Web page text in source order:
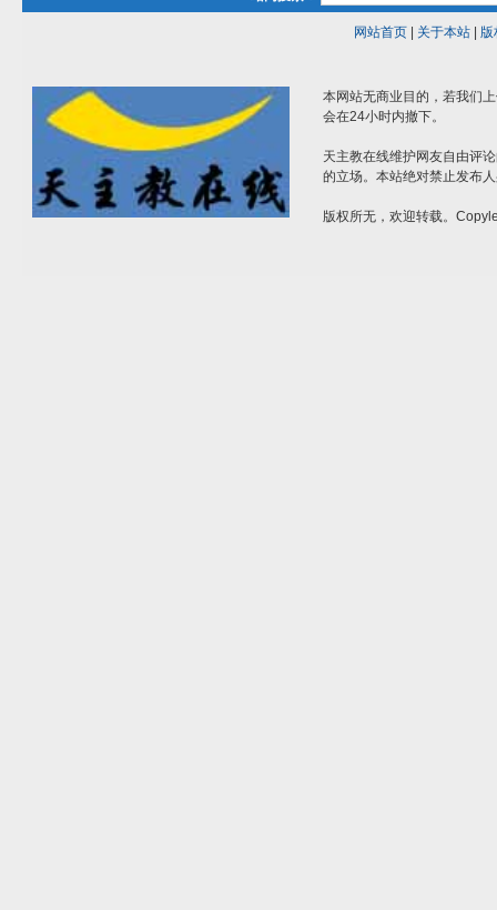
网站首页| 关于本站| 版
本网站无商业目的，若我们
会在24小时内撤下。
天主教在线维护网友自由评
的立场。本站绝对禁止发布
版权所无，欢迎转载。